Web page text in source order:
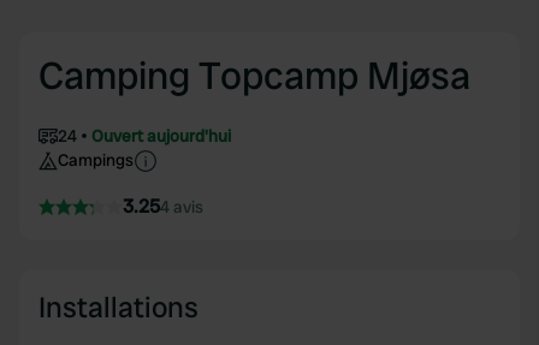
Camping Topcamp Mjøsa
24
Ouvert aujourd'hui
Campings
3.254 avis
Installations